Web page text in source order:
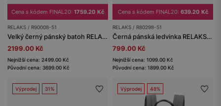
Cena s kódem FINAL20: 1759.20 Kč
RELAKS / R90008-51
Velký černý pánský batoh RELAKS
2199.00 Kč
Nejnižší cena: 2499.00 Kč
Původní cena: 3699.00 Kč
Cena s kódem FINAL20: 639.20 Kč
RELAKS / R80298-51
Černá pánská ledvinka RELAKS s koženkovou vložkou
799.00 Kč
Nejnižší cena: 1099.00 Kč
Původní cena: 1899.00 Kč
Výprodej 31% Výprodej 48%